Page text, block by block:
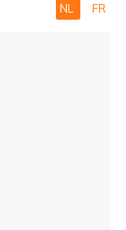
NL FR